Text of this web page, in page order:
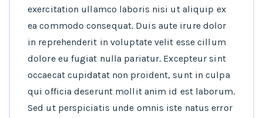
exercitation ullamco laboris nisi ut aliquip ex
ea commodo consequat. Duis aute irure dolor
in reprehenderit in voluptate velit esse cillum
dolore eu fugiat nulla pariatur. Excepteur sint
occaecat cupidatat non proident, sunt in culpa
qui officia deserunt mollit anim id est laborum.
Sed ut perspiciatis unde omnis iste natus error